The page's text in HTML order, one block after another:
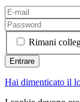
Rimani
Hai dimenticato il